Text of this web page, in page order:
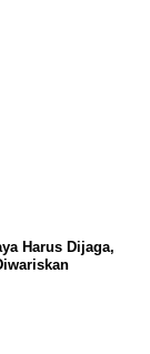
Harus Dijaga,